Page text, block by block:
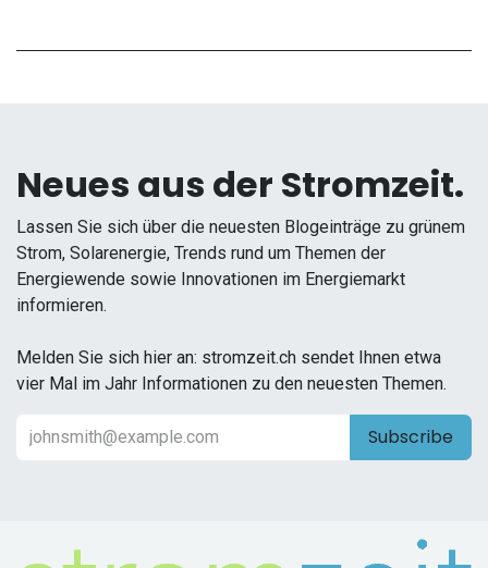
Neues aus der Stromzeit.
Lassen Sie sich über die neuesten Blogeinträge zu grünem
Strom, Solarenergie, Trends rund um Themen der
Energiewende sowie Innovationen im Energiemarkt
informieren.
Melden Sie sich hier an: stromzeit.ch sendet Ihnen etwa
vier Mal im Jahr Informationen zu den neuesten Themen.
Subscribe